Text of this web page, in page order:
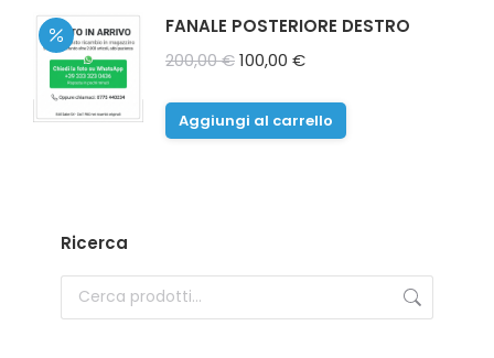
FANALE POSTERIORE DESTRO
200,00€Il
originale
100,00 €Il
attuale
Aggiungi al carrello
Ricerca